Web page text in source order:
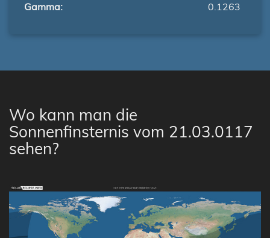
Gamma:
0.1263
Wo kann man die
Sonnenfinsternis vom 21.03.0117
sehen?